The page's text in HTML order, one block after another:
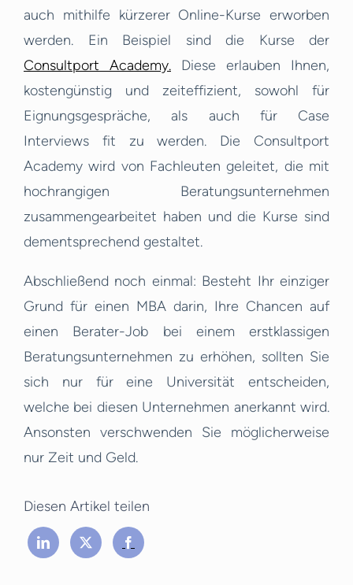
auch mithilfe kürzerer Online-Kurse erworben
werden. Ein Beispiel sind die Kurse der
Consultport Academy. Diese erlauben Ihnen,
kostengünstig und zeiteffizient, sowohl für
Eignungsgespräche, als auch für Case
Interviews fit zu werden. Die Consultport
Academy wird von Fachleuten geleitet, die mit
hochrangigen Beratungsunternehmen
zusammengearbeitet haben und die Kurse sind
dementsprechend gestaltet.
Abschließend noch einmal: Besteht Ihr einziger
Grund für einen MBA darin, Ihre Chancen auf
einen Berater-Job bei einem erstklassigen
Beratungsunternehmen zu erhöhen, sollten Sie
sich nur für eine Universität entscheiden,
welche bei diesen Unternehmen anerkannt wird.
Ansonsten verschwenden Sie möglicherweise
nur Zeit und Geld.
Diesen Artikel teilen